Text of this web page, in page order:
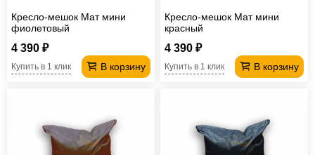
Кресло-мешок Мат мини
фиолетовый
4 390 ₽
В корзину
Купить в 1 клик
Кресло-мешок Мат мини
красный
4 390 ₽
В корзину
Купить в 1 клик